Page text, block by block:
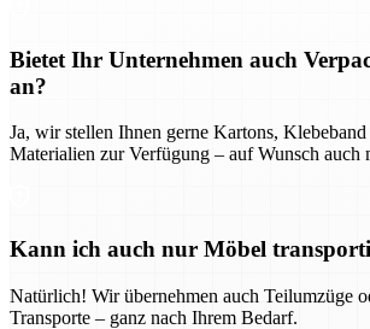
Bietet Ihr Unternehmen auch
an?
Ja, wir stellen Ihnen gerne Kartons,
Materialien zur Verfügung – auf Wunsch auch
Kann ich auch nur Möbel
Natürlich! Wir übernehmen auch Teilumzüge
Transporte – ganz nach Ihrem Bedarf.